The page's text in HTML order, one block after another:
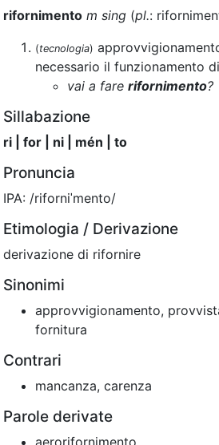
rifornimento m sing (pl.:
(tecnologia)
necessario il funzionamento
vai a fare rifornimento?
Sillabazione
ri | for | ni | mén | to
Pronuncia
IPA: /riforniˈmento/
Etimologia / Derivazione
derivazione di rifornire
Sinonimi
approvvigionamento,
fornitura
Contrari
mancanza, carenza
Parole derivate
aerorifornimento